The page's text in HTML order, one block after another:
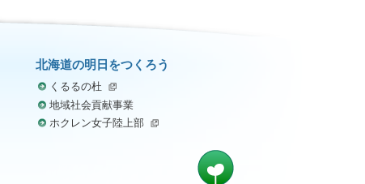
北海道の明日をつくろう
くるるの杜
地域社会貢献事業
ホクレン女子陸上部